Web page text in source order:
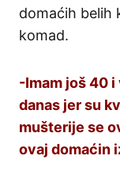
domaćih belih
komad.
-Imam još 40
danas jer su
mušterije se
ovaj domaćin